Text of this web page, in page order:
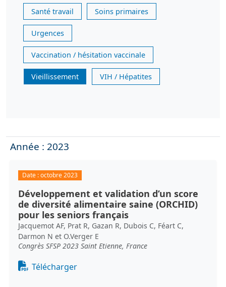
Santé travail Soins primaires
Urgences
Vaccination / hésitation vaccinale
Vieillissement VIH / Hépatites
Année : 2023
Date :octobre 2023
Développement et validation d’un score
de diversité alimentaire saine (ORCHID)
pour les seniors français
Jacquemot AF, Prat R, Gazan R, Dubois C, Féart C,
Darmon N et O.Verger E
Congrès SFSP 2023 Saint Etienne, France
Document
Télécharger